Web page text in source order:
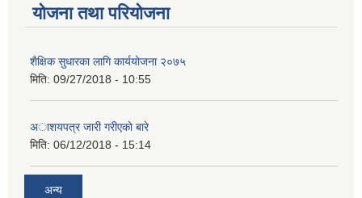
योजना तथा परियोजना
शैक्षिक सुधारका लागि कार्ययोजना २०७५
मिति: 09/27/2018 - 10:55
अाशयपत्र जारी गरीएकाे बारे
मिति: 06/12/2018 - 15:14
अन्य